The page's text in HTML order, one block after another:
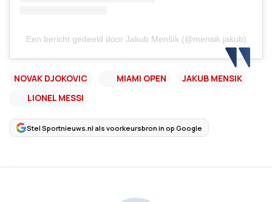
Een bericht gedeeld door Jakub Menšík (@mensik.jakub)
NOVAK DJOKOVIC MIAMI OPEN
JAKUB MENSIK
LIONEL MESSI
Stel Sportnieuws.nl als voorkeursbron in op Google